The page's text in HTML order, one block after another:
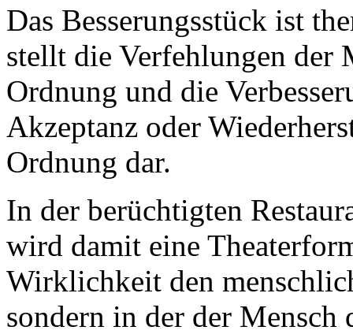
Das Besserungsstück ist
stellt die Verfehlungen der
Ordnung und die
Akzeptanz oder
Ordnung dar.
In der berüchtigten
wird damit eine
Wirklichkeit den
sondern in der der Mensch